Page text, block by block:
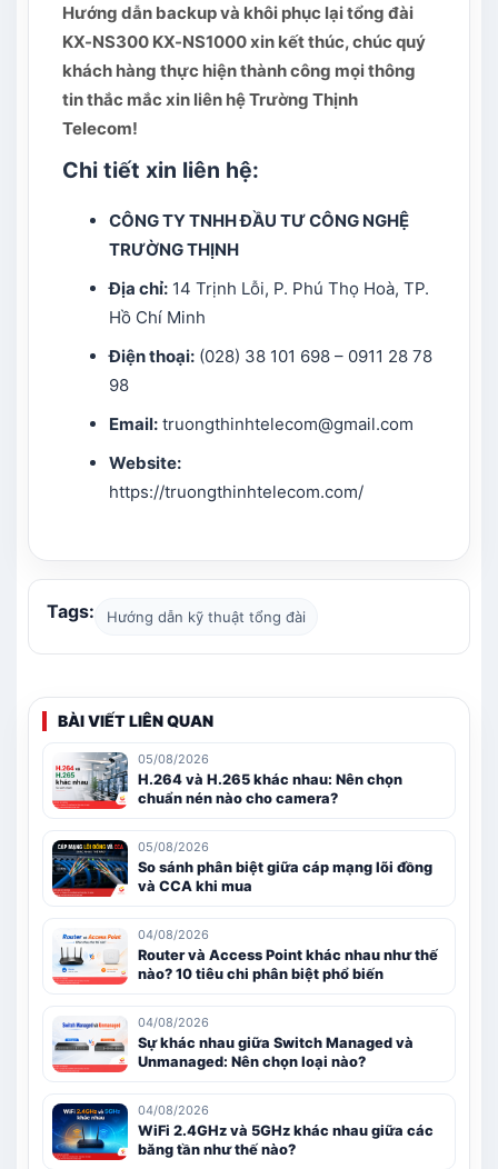
Hướng dẫn backup và khôi phục lại tổng đài
KX-NS300 KX-NS1000 xin kết thúc, chúc quý
khách hàng thực hiện thành công mọi thông
tin thắc mắc xin liên hệ Trường Thịnh
Telecom!
Chi tiết xin liên hệ:
CÔNG TY TNHH ĐẦU TƯ CÔNG NGHỆ
TRƯỜNG THỊNH
Địa chỉ:14 Trịnh Lỗi, P. Phú Thọ Hoà, TP.
Hồ Chí Minh
Điện thoại:(028) 38 101 698 – 0911 28 78
98
Email: truongthinhtelecom@gmail.com
Website:
https://truongthinhtelecom.com/
Tags: Hướng dẫn kỹ thuật tổng đài
BÀI VIẾT LIÊN QUAN
05/08/2026
H.264 và H.265 khác nhau: Nên chọn
chuẩn nén nào cho camera?
05/08/2026
So sánh phân biệt giữa cáp mạng lõi đồng
và CCA khi mua
04/08/2026
Router và Access Point khác nhau như thế
nào? 10 tiêu chi phân biệt phổ biến
04/08/2026
Sự khác nhau giữa Switch Managed và
Unmanaged: Nên chọn loại nào?
04/08/2026
WiFi 2.4GHz và 5GHz khác nhau giữa các
băng tần như thế nào?